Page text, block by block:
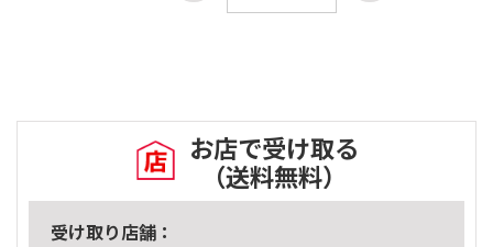
お店で受け取る
（送料無料）
受け取り店舗：